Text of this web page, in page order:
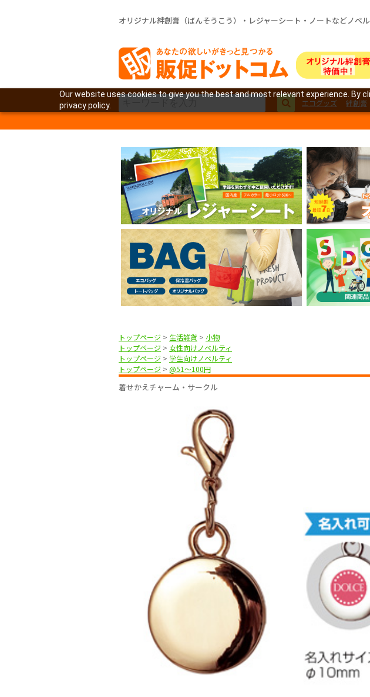
Our website uses cookies to give you the best and most relevant experience. By
privacy policy.
オリジナル絆創膏（ばんそうこう）・レジャーシート・ノートなどノベ
エコグッズ 絆創膏
トップページ > 生活雑貨 > 小物
トップページ > 女性向けノベルティ
トップページ > 学生向けノベルティ
トップページ > @51〜100円
着せかえチャーム・サークル